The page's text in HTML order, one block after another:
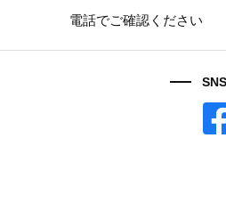
電話でご確認ください